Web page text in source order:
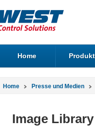
Home
Home Presse und Medien
Image Library